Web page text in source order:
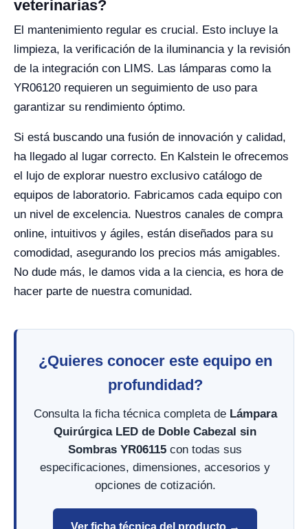
veterinarias?
El mantenimiento regular es crucial. Esto incluye la
limpieza, la verificación de la iluminancia y la revisión
de la integración con LIMS. Las lámparas como la
YR06120 requieren un seguimiento de uso para
garantizar su rendimiento óptimo.
Si está buscando una fusión de innovación y calidad,
ha llegado al lugar correcto. En Kalstein le ofrecemos
el lujo de explorar nuestro exclusivo catálogo de
equipos de laboratorio. Fabricamos cada equipo con
un nivel de excelencia. Nuestros canales de compra
online, intuitivos y ágiles, están diseñados para su
comodidad, asegurando los precios más amigables.
No dude más, le damos vida a la ciencia, es hora de
hacer parte de nuestra comunidad.
¿Quieres conocer este equipo en
profundidad?
Consulta la ficha técnica completa de Lámpara
Quirúrgica LED de Doble Cabezal sin
Sombras YR06115 con todas sus
especificaciones, dimensiones, accesorios y
opciones de cotización.
Ver ficha técnica del producto →